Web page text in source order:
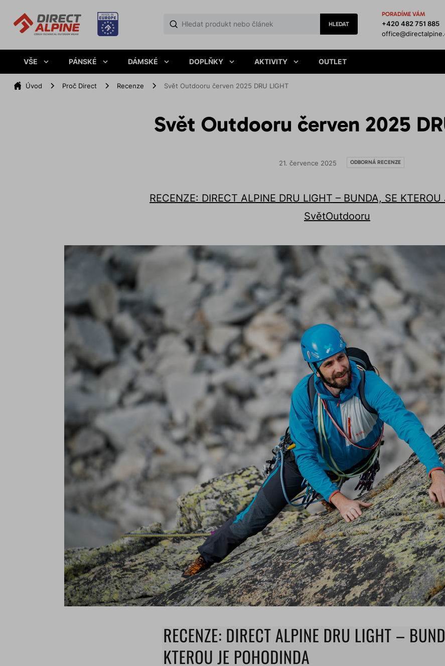
HLEDAT
PORADÍME VÁM
+420 482 751 885
VŠE PÁNSKÉ DÁMSKÉ DOPLŇKY AKTIVITY OUTLET
Úvod Proč Direct Recenze Svět Outdooru červen 2025 DRU LIGHT
Svět Outdooru červen 2025
21. července 2025 ODBORNÁ RECENZE
RECENZE: DIRECT ALPINE DRU LIGHT – BUNDA, SE KTEROU
SvětOutdooru